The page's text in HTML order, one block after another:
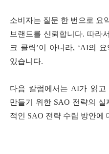
소비자는 질문 한 번으로 요
브랜드를 신뢰합니다. 따라
크 클릭’이 아니라, ‘AI의
있습니다.
다음 칼럼에서는 AI가 읽고
만들기 위한 SAO 전략의
적인 SAO 전략 수립 방안에